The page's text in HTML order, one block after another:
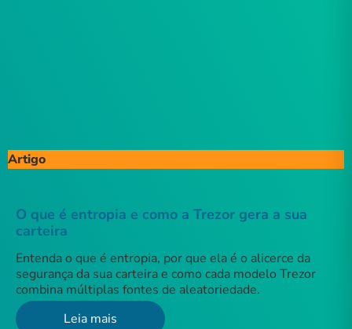
Artigo
O que é entropia e como a Trezor gera a sua
carteira
Entenda o que é entropia, por que ela é o alicerce da
segurança da sua carteira e como cada modelo Trezor
combina múltiplas fontes de aleatoriedade.
Leia mais